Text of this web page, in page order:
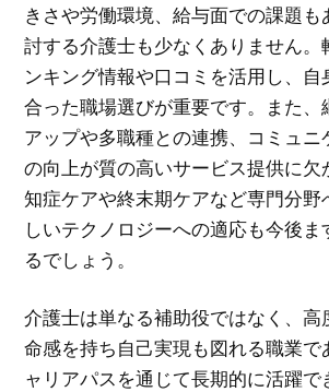
きさや労働環境、給与面での課題も
討する介護士も少なくありません。
ンキング情報や口コミを活用し、自
合った職場選びが重要です。また、
アップや多職種との連携、コミュニ
の向上が質の高いサービス提供に欠
知症ケアや終末期ケアなど専門分野
しいテクノロジーへの適応も今後
るでしょう。
介護士は単なる補助役ではなく、高
命感を持ち自己実現も図れる職業で
ャリアパスを通じて長期的に活躍で